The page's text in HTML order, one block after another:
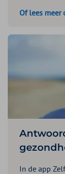
Of lees meer
In de app